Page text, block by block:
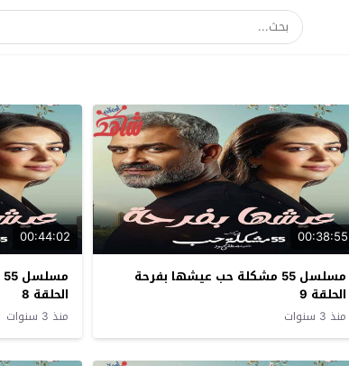
00:38:55
مسلسل 55 مشكلة حب عيشها بفرحة
الحلقة 9
منذ 3 سنوات
00:44:02
الحلقة 8
منذ 3 سنوات